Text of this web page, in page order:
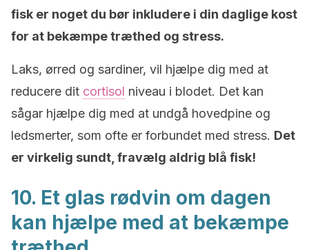
fisk er noget du bør inkludere i din daglige kost
for at bekæmpe træthed og stress.
Laks, ørred og sardiner, vil hjælpe dig med at
reducere dit cortisol niveau i blodet. Det kan
sågar hjælpe dig med at undgå hovedpine og
ledsmerter, som ofte er forbundet med stress. Det
er virkelig sundt, fravælg aldrig blå fisk!
10. Et glas rødvin om dagen
kan hjælpe med at bekæmpe